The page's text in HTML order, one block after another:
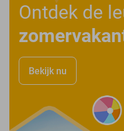
Ontdek de
Bekijk nu